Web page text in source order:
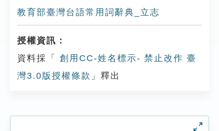
教育部臺灣台語常用詞辭典_立志
授權資訊：
資料採「
創用CC-姓名標示- 禁止改作 臺
灣3.0版授權條款 」釋出